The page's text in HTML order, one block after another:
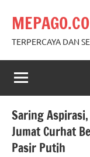
content
MEPAGO.CO
TERPERCAYA DAN
Saring
Jumat Curhat
Pasir Putih